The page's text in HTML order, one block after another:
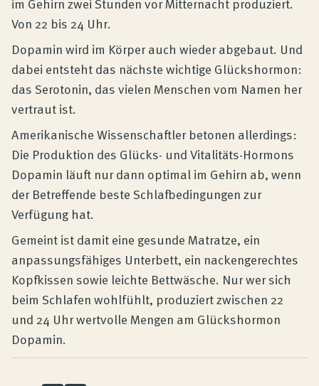
Von 22 bis 24 Uhr.
Dopamin wird im Körper auch wieder abgebaut. Und
dabei entsteht das nächste wichtige Glückshormon:
das Serotonin, das vielen Menschen vom Namen her
vertraut ist.
Amerikanische Wissenschaftler betonen allerdings:
Die Produktion des Glücks- und Vitalitäts-Hormons
Dopamin läuft nur dann optimal im Gehirn ab, wenn
der Betreffende beste Schlafbedingungen zur
Verfügung hat.
Gemeint ist damit eine gesunde Matratze, ein
anpassungsfähiges Unterbett, ein nackengerechtes
Kopfkissen sowie leichte Bettwäsche. Nur wer sich
beim Schlafen wohlfühlt, produziert zwischen 22
und 24 Uhr wertvolle Mengen am Glückshormon
Dopamin.